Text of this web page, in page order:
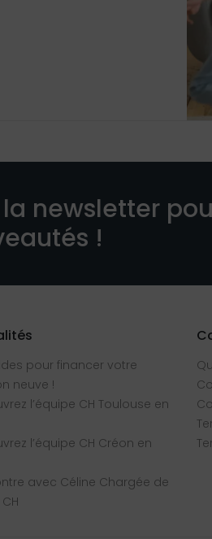
newsletter
!
pour financer votre
neuve !
l’équipe CH Toulouse en
l’équipe CH Créon en
avec Céline Chargée de